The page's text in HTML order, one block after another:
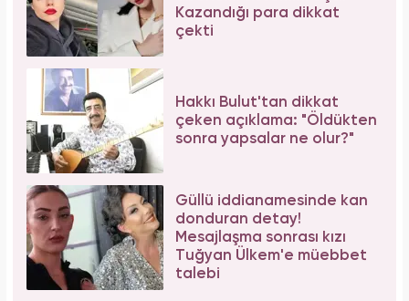
Kazandığı para dikkat
çekti
Hakkı Bulut'tan dikkat
çeken açıklama: "Öldükten
sonra yapsalar ne olur?"
Güllü iddianamesinde kan
donduran detay!
Mesajlaşma sonrası kızı
Tuğyan Ülkem'e müebbet
talebi